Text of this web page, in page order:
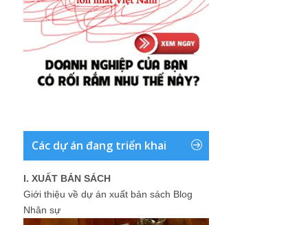
Các dự án đang triển khai
I. XUẤT BẢN SÁCH
Giới thiệu về dự án xuất bản sách Blog
Nhân sự